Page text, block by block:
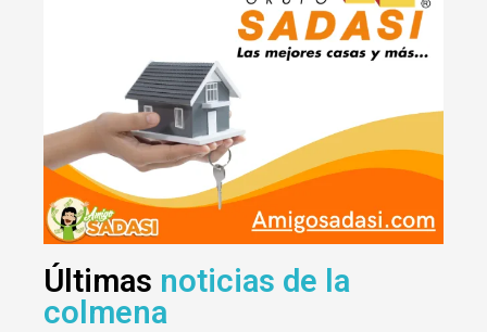
Últimas noticias de la
colmena